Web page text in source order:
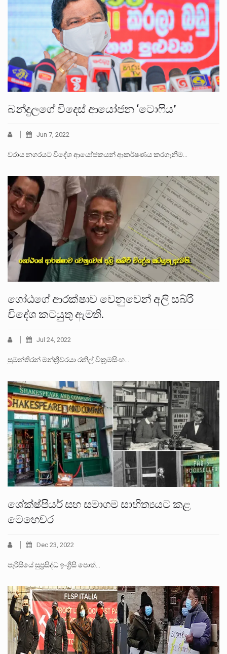
බන්දුලගේ විදෙස් ආයෝජන ‘ටොෆිය’
Jun 7, 2022
වරාය නගරයට විදේශ ආයෝජකයන් ආකර්ෂණය කරගැනීම…
ගෝඨගේ ආරක්ෂාව වෙනුවෙන් අලි සබ්රි
විදේශ කටයුතු ඇමති.
Jul 24, 2022
සුමන්තිරන් මන්ත්‍රීවරයා රනිල් වික්‍රමසිංහ…
ශේක්ෂ්පියර් සහ සමාගම සාහිත්‍යයට කළ
මෙහෙවර
Dec 23, 2022
පැරිසියේ සුප්‍රසිද්ධ ඉංග්‍රීසි පොත්…